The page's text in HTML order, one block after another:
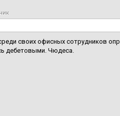
своих офисных сотрудников
дебетовыми. Чюдеса.